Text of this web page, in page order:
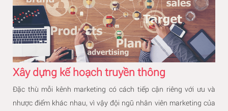
Xây dựng kế hoạch truyền thông
Đặc thù mỗi kênh marketing có cách tiếp cận riêng với ưu và
nhược điểm khác nhau, vì vậy đội ngũ nhân viên marketing của